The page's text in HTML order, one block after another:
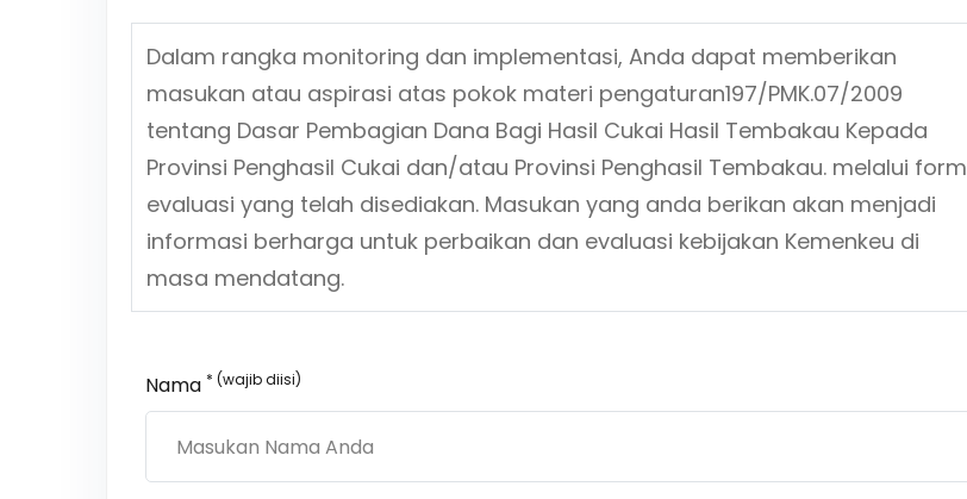
Dalam rangka monitoring dan implementasi, Anda dapat memberikan
masukan atau aspirasi atas pokok materi pengaturan197/PMK.07/2009
tentang Dasar Pembagian Dana Bagi Hasil Cukai Hasil Tembakau Kepada
Provinsi Penghasil Cukai dan/atau Provinsi Penghasil Tembakau.melalui form
evaluasi yang telah disediakan. Masukan yang anda berikan akan menjadi
informasi berharga untuk perbaikan dan evaluasi kebijakan Kemenkeu di
masa mendatang.
Nama * (wajib diisi)